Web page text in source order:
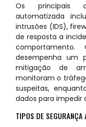
Os principais
automatizada
intrusões (IDS),
de resposta a
desempenha um
mitigação de
monitoram o
suspeitas,
dados para impedir
TIPOS DE